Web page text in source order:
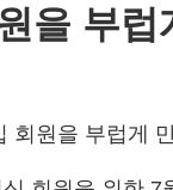
을 부럽
회원을 부럽게